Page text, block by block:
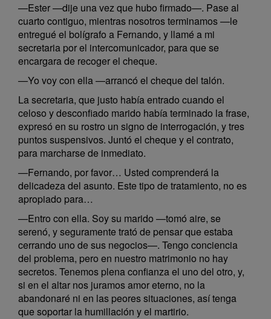
—Ester —dije una vez que hubo firmado—. Pase al
cuarto contiguo, mientras nosotros terminamos —le
entregué el bolígrafo a Fernando, y llamé a mi
secretaria por el intercomunicador, para que se
encargara de recoger el cheque.
—Yo voy con ella —arrancó el cheque del talón.
La secretaria, que justo había entrado cuando el
celoso y desconfiado marido había terminado la frase,
expresó en su rostro un signo de interrogación, y tres
puntos suspensivos. Juntó el cheque y el contrato,
para marcharse de inmediato.
—Fernando, por favor… Usted comprenderá la
delicadeza del asunto. Este tipo de tratamiento, no es
apropiado para…
—Entro con ella. Soy su marido —tomó aire, se
serenó, y seguramente trató de pensar que estaba
cerrando uno de sus negocios—. Tengo conciencia
del problema, pero en nuestro matrimonio no hay
secretos. Tenemos plena confianza el uno del otro, y,
si en el altar nos juramos amor eterno, no la
abandonaré ni en las peores situaciones, así tenga
que soportar la humillación y el martirio.